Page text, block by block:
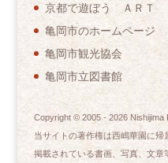
京都で遊ぼう ＡＲＴ
亀岡市のホームページ
亀岡市観光協会
亀岡市立図書館
Copyright © 2005 - 2026Nishijima
当サイトの著作権は西嶋華園に帰
掲載されている書画、写真、文